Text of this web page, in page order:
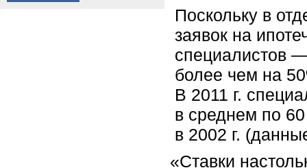
Поскольку в
заявок на
специалистов
более чем на
В 2011 г.
в среднем по
в 2002 г. (
«Ставки